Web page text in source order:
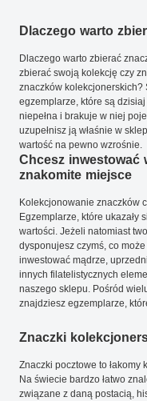
Dlaczego warto
Dlaczego warto zbierać
zbierać swoją kolekcję czy
znaczków kolekcjonerskich?
egzemplarze, które są
niepełna i brakuje w niej
uzupełnisz ją właśnie w
wartość na pewno wzrośnie.
Chcesz inwestować
znakomite miejsce
Kolekcjonowanie znaczków
Egzemplarze, które ukazały
wartości. Jeżeli natomiast
dysponujesz czymś, co
inwestować mądrze,
innych filatelistycznych
naszego sklepu. Pośród
znajdziesz egzemplarze,
Znaczki
Znaczki pocztowe to
Na świecie bardzo łatwo
związane z daną postacią,